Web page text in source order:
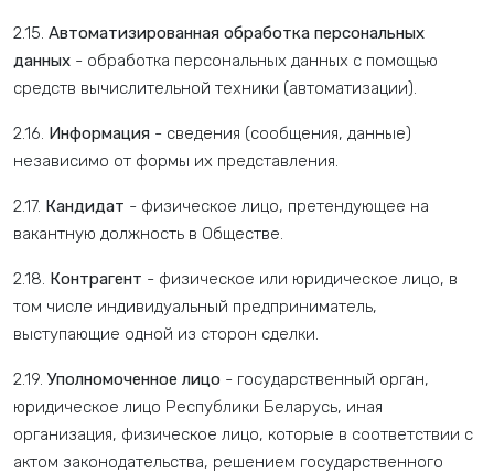
2.15. Автоматизированная обработка персональных
данных - обработка персональных данных с помощью
средств вычислительной техники (автоматизации).
2.16. Информация - сведения (сообщения, данные)
независимо от формы их представления.
2.17. Кандидат - физическое лицо, претендующее на
вакантную должность в Обществе.
2.18. Контрагент - физическое или юридическое лицо, в
том числе индивидуальный предприниматель,
выступающие одной из сторон сделки.
2.19.Уполномоченное лицо - государственный орган,
юридическое лицо Республики Беларусь, иная
организация, физическое лицо, которые в соответствии с
актом законодательства, решением государственного